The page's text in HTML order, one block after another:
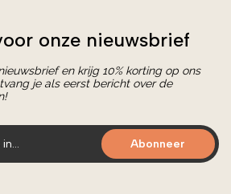
onze nieuwsbrief
en krijg 10% korting op ons
je als eerst bericht over de
Abonneer